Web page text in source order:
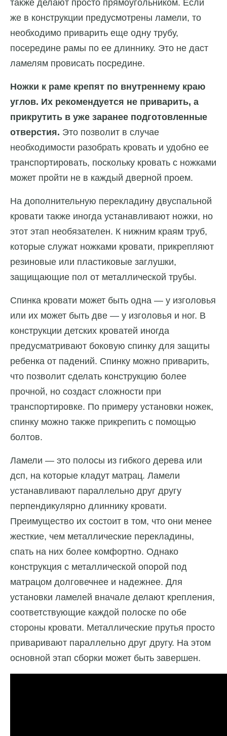
также делают просто прямоугольником. Если
же в конструкции предусмотрены ламели, то
необходимо приварить еще одну трубу,
посередине рамы по ее длиннику. Это не даст
ламелям провисать посредине.
Ножки к раме крепят по внутреннему краю
углов. Их рекомендуется не приварить, а
прикрутить в уже заранее подготовленные
отверстия. Это позволит в случае
необходимости разобрать кровать и удобно ее
транспортировать, поскольку кровать с ножками
может пройти не в каждый дверной проем.
На дополнительную перекладину двуспальной
кровати также иногда устанавливают ножки, но
этот этап необязателен. К нижним краям труб,
которые служат ножками кровати, прикрепляют
резиновые или пластиковые заглушки,
защищающие пол от металлической трубы.
Спинка кровати может быть одна — у изголовья
или их может быть две — у изголовья и ног. В
конструкции детских кроватей иногда
предусматривают боковую спинку для защиты
ребенка от падений. Спинку можно приварить,
что позволит сделать конструкцию более
прочной, но создаст сложности при
транспортировке. По примеру установки ножек,
спинку можно также прикрепить с помощью
болтов.
Ламели — это полосы из гибкого дерева или
дсп, на которые кладут матрац. Ламели
устанавливают параллельно друг другу
перпендикулярно длиннику кровати.
Преимущество их состоит в том, что они менее
жесткие, чем металлические перекладины,
спать на них более комфортно. Однако
конструкция с металлической опорой под
матрацом долговечнее и надежнее. Для
установки ламелей вначале делают крепления,
соответствующие каждой полоске по обе
стороны кровати. Металлические прутья просто
приваривают параллельно друг другу. На этом
основной этап сборки может быть завершен.